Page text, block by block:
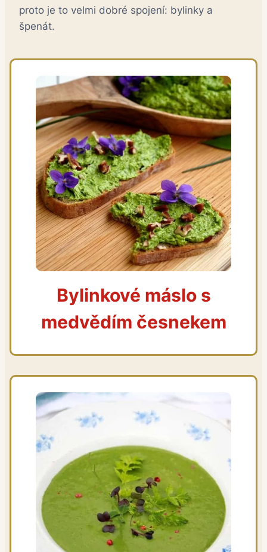
proto je to velmi dobré spojení: bylinky a
špenát.
Bylinkové máslo s
medvědím česnekem